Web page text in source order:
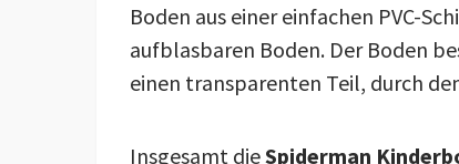
Boden aus einer einfachen PVC-
aufblasbaren Boden. Der Boden
einen transparenten Teil, durch
Insgesamt dieSpiderman